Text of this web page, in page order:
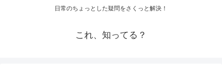
日常のちょっとした疑問をさくっと解決！
これ、知ってる？